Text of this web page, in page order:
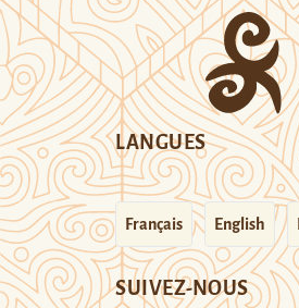
LANGUES
Français English
SUIVEZ-NOUS